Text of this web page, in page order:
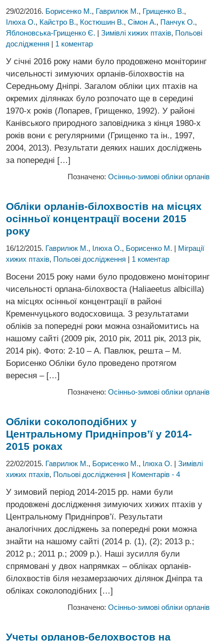
29/02/2016. Борисенко М., Гаврилюк М., Грищенко В.,
Ілюха О., Кайстро В., Костюшин В., Сімон А., Панчук О.,
Яблоновська-Грищенко Є. | Зимівлі хижих птахів, Польові
дослідження | 1 коментар
У січні 2016 року нами було продовжено моніторинг
чисельності зимуючих орланів-білохвостів на
Середньому Дніпрі. Загалом обліки цих птахів на
окремих ділянках було розпочато ще в середині
1970-х років (Лопарев, Грищенко, 1992). У районі
Канівського природного заповідника з кінця 1980-х
років вони є регулярними (Грищенко та ін., 1997,
2004, 2013). Результати деяких наших досліджень
за попередні […]
Позначено:Осінньо-зимові обліки орланів
Обліки орланів-білохвостів на місцях
осінньої концентрації восени 2015
року
16/12/2015. Гаврилюк М., Ілюха О., Борисенко М. | Міграції
хижих птахів, Польові дослідження | 1 коментар
Восени 2015 року нами було продовжено моніторинг
чисельності орлана-білохвоста (Haliaeetus albicilla)
на місцях осінньої концентрації в районі
Кременчуцького водосховища. З результатами
обліків за попередні роки можна ознайомитись на
нашому сайті (2009 рік, 2010 рік, 2011 рік, 2013 рік,
2014 рік). Фото: 2-10 – А. Павлюк, решта – М.
Борисенко Обліки було проведено протягом
вересня – […]
Позначено:Осінньо-зимові обліки орланів
Обліки соколоподібних у
Центральному Придніпров’ї у 2014-
2015 роках
22/02/2015. Гаврилюк М., Борисенко М., Ілюха О. | Зимівлі
хижих птахів, Польові дослідження | Коментарів - 4
У зимовий період 2014-2015 рр. нами були
продовжені дослідження зимуючих хижих птахів у
Центральному Придніпров’ї. Результати
аналогічних досліджень за попередні роки можна
знайти на нашому сайті (2014 р. (1), (2); 2013 р.;
2012 р.; 2011 р.; 2009 р.). Наші зусилля були
спрямовані у двох напрямках – обліках орланів-
білохвостів біля незамерзаючих ділянок Дніпра та
обліках соколоподібних […]
Позначено:Осінньо-зимові обліки орланів
Учеты орланов-белохвостов на